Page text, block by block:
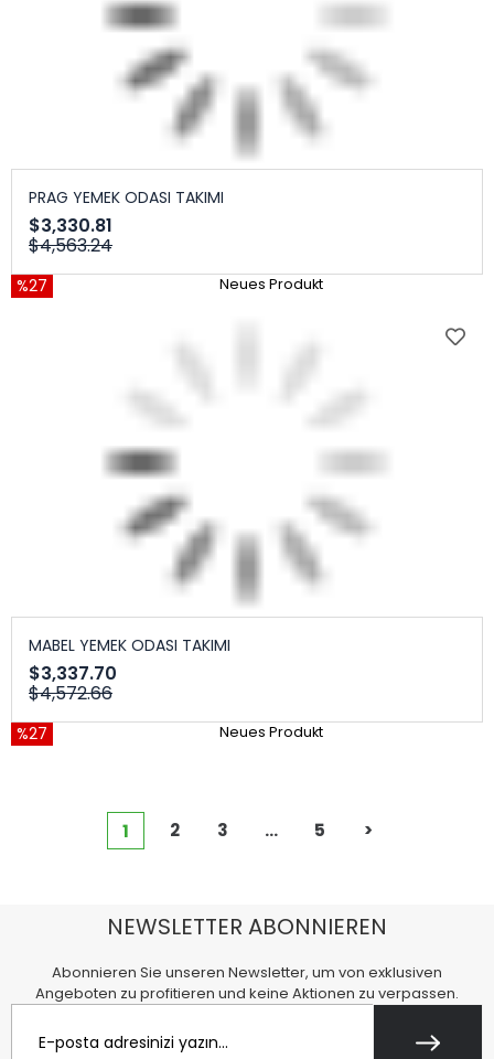
PRAG YEMEK ODASI TAKIMI
$3,330.81
$4,563.24
%27 Neues Produkt
MABEL YEMEK ODASI TAKIMI
$3,337.70
$4,572.66
%27 Neues Produkt
1 2 3 ... 5 >
NEWSLETTER ABONNIEREN
Abonnieren Sie unseren Newsletter, um von exklusiven
Angeboten zu profitieren und keine Aktionen zu verpassen.